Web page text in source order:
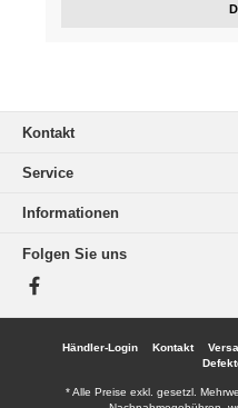
Kontakt
Service
Informationen
Folgen Sie uns
Facebook
Händler-Login Kontakt
* Alle Preise exkl. gesetzl.